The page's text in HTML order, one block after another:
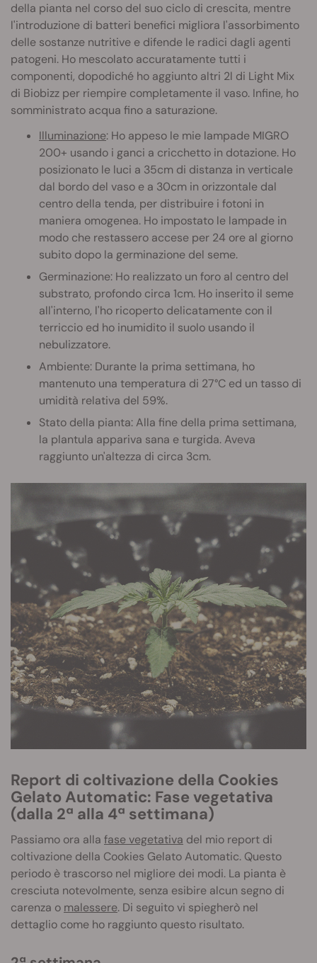
della pianta nel corso del suo ciclo di crescita, mentre
l'introduzione di batteri benefici migliora l'assorbimento
delle sostanze nutritive e difende le radici dagli agenti
patogeni. Ho mescolato accuratamente tutti i
componenti, dopodiché ho aggiunto altri 2l di Light Mix
di Biobizz per riempire completamente il vaso. Infine, ho
somministrato acqua fino a saturazione.
Illuminazione: Ho appeso le mie lampade MIGRO
200+ usando i ganci a cricchetto in dotazione. Ho
posizionato le luci a 35cm di distanza in verticale
dal bordo del vaso e a 30cm in orizzontale dal
centro della tenda, per distribuire i fotoni in
maniera omogenea. Ho impostato le lampade in
modo che restassero accese per 24 ore al giorno
subito dopo la germinazione del seme.
Germinazione: Ho realizzato un foro al centro del
substrato, profondo circa 1cm. Ho inserito il seme
all'interno, l'ho ricoperto delicatamente con il
terriccio ed ho inumidito il suolo usando il
nebulizzatore.
Ambiente: Durante la prima settimana, ho
mantenuto una temperatura di 27°C ed un tasso di
umidità relativa del 59%.
Stato della pianta: Alla fine della prima settimana,
la plantula appariva sana e turgida. Aveva
raggiunto un'altezza di circa 3cm.
Report di coltivazione della Cookies
Gelato Automatic: Fase vegetativa
(dalla 2ª alla 4ª settimana)
Passiamo ora alla fase vegetativa del mio report di
coltivazione della Cookies Gelato Automatic. Questo
periodo è trascorso nel migliore dei modi. La pianta è
cresciuta notevolmente, senza esibire alcun segno di
carenza o malessere. Di seguito vi spiegherò nel
dettaglio come ho raggiunto questo risultato.